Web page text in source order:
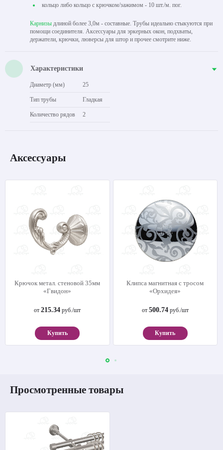
кольцо либо кольцо с крючком/зажимом - 10 шт./м. пог.
Карнизы длиной более 3,0м - составные. Трубы идеально стыкуются при
помощи соединителя. Аксессуары для эркерных окон, подхваты,
держатели, крючки, люверсы для штор и прочее смотрите ниже.
Характеристики
Диаметр (мм) 25
Тип трубы Гладкая
Количество рядов 2
Аксессуары
Крючок метал. стеновой 35мм
«Гвидон»
от215.34 руб./шт
Купить
Клипса магнитная с тросом
«Орхидея»
от 500.74руб./шт
Купить
Просмотренные товары